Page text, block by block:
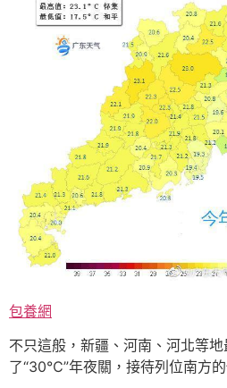
包養網
不只這般，新疆、河南、河北等
了“30℃”年夜關，接待列位南方的